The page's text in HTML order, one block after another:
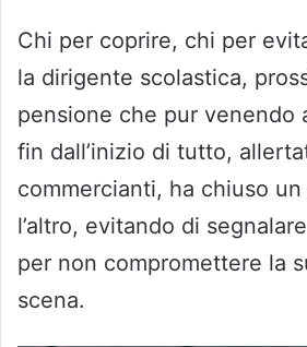
Chi per coprire, chi per
la dirigente scolastica,
pensione che pur venendo
fin dall’inizio di tutto,
commercianti, ha chiuso
l’altro, evitando di
per non compromettere la
scena.